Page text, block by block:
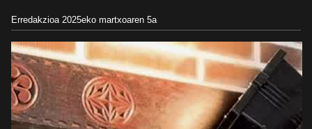
Erredakzioa 2025eko martxoaren 5a